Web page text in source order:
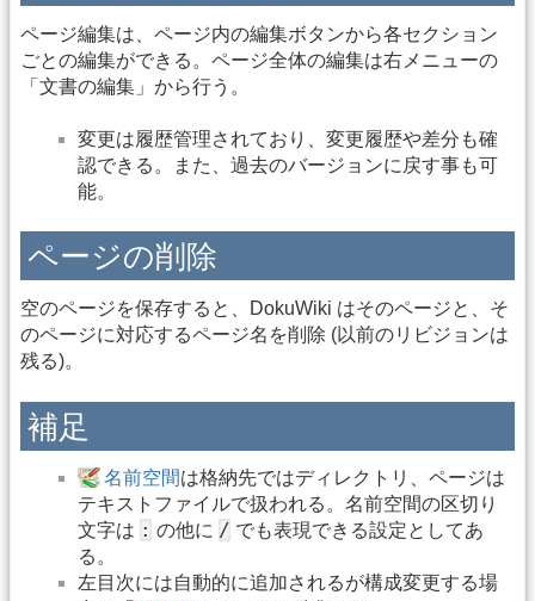
ページ編集は、ページ内の編集ボタンから各セクション
ごとの編集ができる。ページ全体の編集は右メニューの
「文書の編集」から行う。
変更は履歴管理されており、変更履歴や差分も確
認できる。また、過去のバージョンに戻す事も可
能。
ページの削除
空のページを保存すると、DokuWiki はそのページと、そ
のページに対応するページ名を削除 (以前のリビジョンは
残る)。
補足
名前空間は格納先ではディレクトリ、ページは
テキストファイルで扱われる。名前空間の区切り
文字は : の他に / でも表現できる設定としてあ
る。
左目次には自動的に追加されるが構成変更する場